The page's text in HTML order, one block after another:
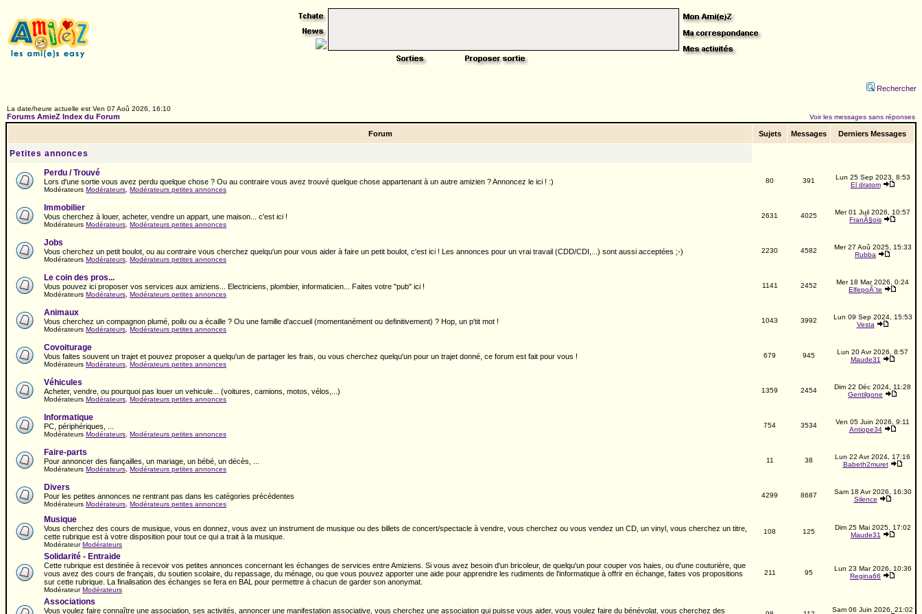
Rechercher
La date/heure actuelle est Ven 07 Aoû 2026, 16:10
Forums AmieZ Index du Forum Voir les messages sans réponses
Forum Sujets Messages Derniers Messages
Petites annonces
Perdu / Trouvé
Lors d'une sortie vous avez perdu quelque chose ? Ou au contraire vous avez trouvé quelque chose appartenant à un autre amizien ? Annoncez le ici ! :)
Modérateurs Modérateurs Modérateurs petites annonces
80 391
Lun 25 Sep 2023, 8:53
El dratom
Immobilier
Vous cherchez à louer, acheter, vendre un appart, une maison... c'est ici !
Modérateurs Modérateurs Modérateurs petites annonces
2631 4025
Mer 01 Juil 2026, 10:57
FranÃ§ois
Jobs
Vous cherchez un petit boulot, ou au contraire vous cherchez quelqu'un pour vous aider à faire un petit boulot, c'est ici ! Les annonces pour un vrai travail (CDD/CDI,...) sont aussi acceptées ;-)
Modérateurs Modérateurs Modérateurs petites annonces
2230 4582
Mer 27 Aoû 2025, 15:33
Rubba
Le coin des pros...
Vous pouvez ici proposer vos services aux amiziens... Electriciens, plombier, informaticien... Faites votre "pub" ici !
Modérateurs Modérateurs Modérateurs petites annonces
1141 2452
Mer 18 Mar 2026, 0:24
ElfepoÃ¨te
Animaux
Vous cherchez un compagnon plumé, poilu ou a écaille ? Ou une famille d'accueil (momentanément ou definitivement) ? Hop, un p'tit mot !
Modérateurs Modérateurs Modérateurs petites annonces
1043 3992
Lun 09 Sep 2024, 15:53
Vesta
Covoiturage
Vous faites souvent un trajet et pouvez proposer a quelqu'un de partager les frais, ou vous cherchez quelqu'un pour un trajet donné, ce forum est fait pour vous !
Modérateurs Modérateurs Modérateurs petites annonces
679 945
Lun 20 Avr 2026, 8:57
Maude31
Véhicules
Acheter, vendre, ou pourquoi pas louer un vehicule... (voitures, camions, motos, vélos,...)
Modérateurs Modérateurs Modérateurs petites annonces
1359 2454
Dim 22 Déc 2024, 11:28
Gentilgone
Informatique
PC, périphériques, ...
Modérateurs Modérateurs Modérateurs petites annonces
754 3534
Ven 05 Juin 2026, 9:11
Antiope34
Faire-parts
Pour annoncer des fiançailles, un mariage, un bébé, un décès, ...
Modérateurs Modérateurs Modérateurs petites annonces
11 38
Lun 22 Avr 2024, 17:16
Babeth2muret
Divers
Pour les petites annonces ne rentrant pas dans les catégories précédentes
Modérateurs Modérateurs Modérateurs petites annonces
4299 8687
Sam 18 Avr 2026, 16:30
Silence
Musique
Vous cherchez des cours de musique, vous en donnez, vous avez un instrument de musique ou des billets de concert/spectacle à vendre, vous cherchez ou vous vendez un CD, un vinyl, vous cherchez un titre,
cette rubrique est à votre disposition pour tout ce qui a trait à la musique.
ModérateurModérateurs
108 125
Dim 25 Mai 2025, 17:02
Maude31
Solidarité - Entraide
Cette rubrique est destinée à recevoir vos petites annonces concernant les échanges de services entre Amiziens. Si vous avez besoin d'un bricoleur, de quelqu'un pour couper vos haies, ou d'une couturière, que
vous avez des cours de français, du soutien scolaire, du repassage, du ménage, ou que vous pouvez apporter une aide pour apprendre les rudiments de l'informatique à offrir en échange, faites vos propositions
sur cette rubrique. La finalisation des échanges se fera en BAL pour permettre à chacun de garder son anonymat.
ModérateurModérateurs
211 95
Lun 23 Mar 2026, 10:36
Regina66
Associations
Vous voulez faire connaître une association, ses activités, annoncer une manifestation associative, vous cherchez une association qui puisse vous aider, vous voulez faire du bénévolat, vous cherchez des
Sam 06 Juin 2026, 21:02